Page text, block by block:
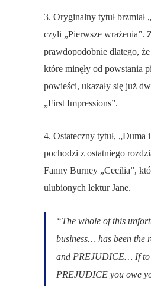
3. Oryginalny tytuł brzmiał
czyli „Pierwsze wrażenia”.
prawdopodobnie dlatego,
które minęły od powstania
powieści, ukazały się już
„First Impressions”.
4. Ostateczny tytuł, „Duma
pochodzi z ostatniego
Fanny Burney „Cecilia”,
ulubionych lektur Jane.
“The whole of this
business… has been the
and PREJUDICE… If to
PREJUDICE you owe